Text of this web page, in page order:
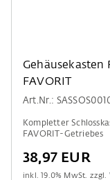
Gehäusekasten
FAVORIT
Art.Nr.:
Kompletter
FAVORIT-Getriebes
38,97 EUR
inkl.19.0% MwSt. zzgl.